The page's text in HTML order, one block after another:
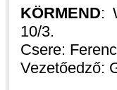
KÖRMEND:
10/3.
Csere:
Vezetőedző: